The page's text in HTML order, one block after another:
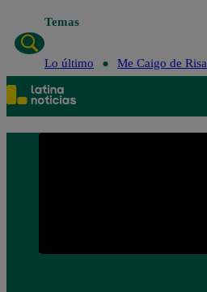
Temas
Lo último Me Caigo de Risa